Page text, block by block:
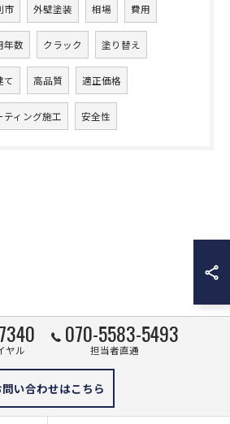
市 外壁塗装 相場 費用
年数 クラック 塗り替え
て 高品質 適正価格
ティング施工 安全性
ヤル
070-5583-5493
担当者直通
問い合わせはこちら